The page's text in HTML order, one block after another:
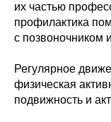
их частью
профилактика
с позвоночником
Регулярное
физическая
подвижность и